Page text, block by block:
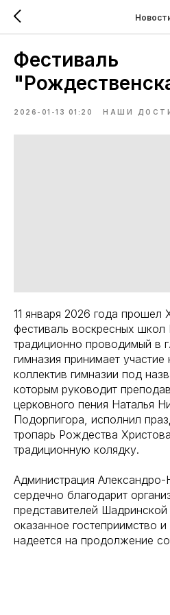
Фестиваль
2026-01-13 01:20 НАШИ
11 января 2026 года прошел
фестиваль воскресных школ
традиционно проводимый в
гимназия принимает
коллектив гимназии под
которым руководит
церковного пения Наталья
Подорпигора, исполнил
тропарь Рождества
традиционную колядку.
Администрация Александро-
сердечно благодарит
представителей
оказанное гостеприимство
надеется на продолжение